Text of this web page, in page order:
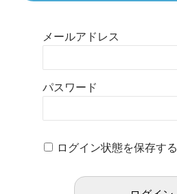
メールアドレス
パスワード
ログイン状態を保存する